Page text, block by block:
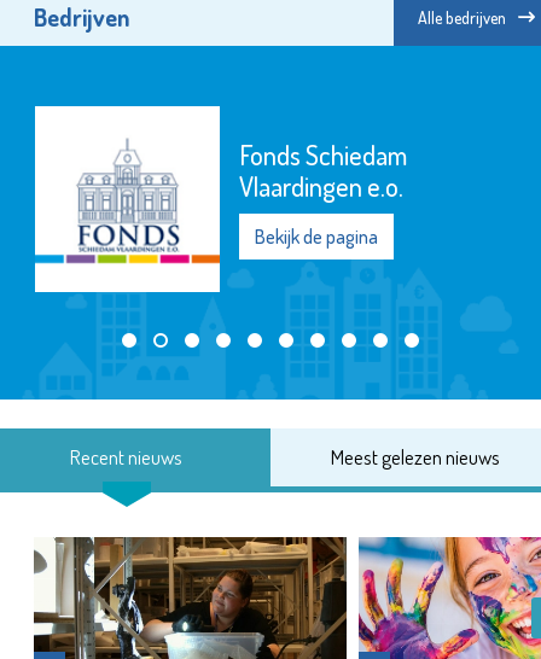
Bedrijven Alle bedrijven
Fonds Schiedam
Vlaardingen e.o.
Bekijk de pagina
Recent nieuws Meest gelezen nieuws